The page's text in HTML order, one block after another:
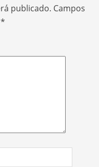
publicado. Campos
*